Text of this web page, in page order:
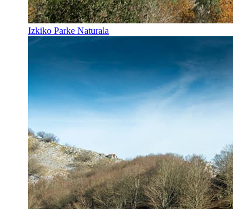
Izkiko Parke Naturala